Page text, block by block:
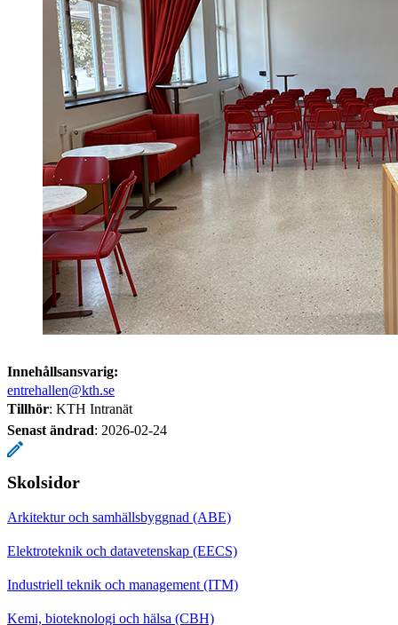
Innehållsansvarig:
entrehallen@kth.se
Tillhör: KTH Intranät
Senast ändrad: 2026-02-24
Skolsidor
Arkitektur och samhällsbyggnad (ABE)
Elektroteknik och datavetenskap (EECS)
Industriell teknik och management (ITM)
Kemi, bioteknologi och hälsa (CBH)